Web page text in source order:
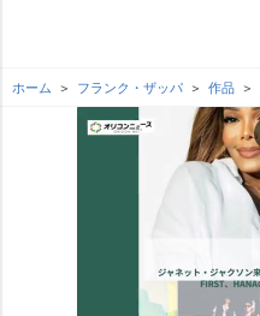
ホーム フランク・ザッパ 作品